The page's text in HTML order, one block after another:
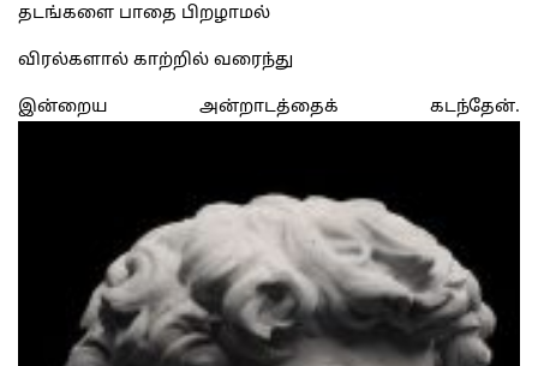
தடங்களை பாதை பிறழாமல்
விரல்களால் காற்றில் வரைந்து
இன்றைய அன்றாடத்தைக் கடந்தேன்.